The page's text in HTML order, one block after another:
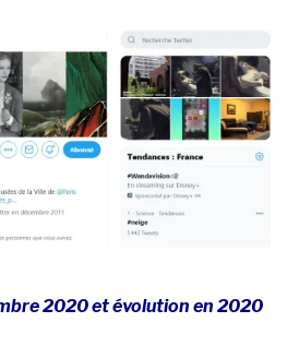
2020 et évolution en 2020